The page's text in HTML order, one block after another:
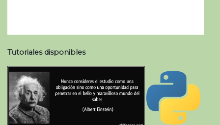
Tutoriales disponibles